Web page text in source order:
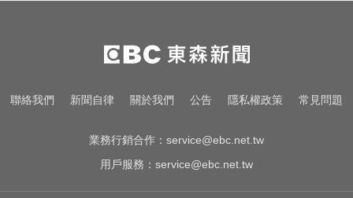
身亡
川普嗆伊朗若不開放荷莫茲海峽 將
祭「二戰後最大攻擊」
行動網路降速演練將登場 8/7透過災
聯絡我們 新聞自律 關於我們 公告 隱私權政策 常見問題
業務行銷合作： service@ebc.net.tw
用戶服務： service@ebc.net.tw